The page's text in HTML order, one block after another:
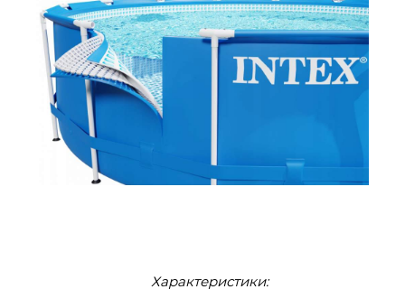
Характеристики: